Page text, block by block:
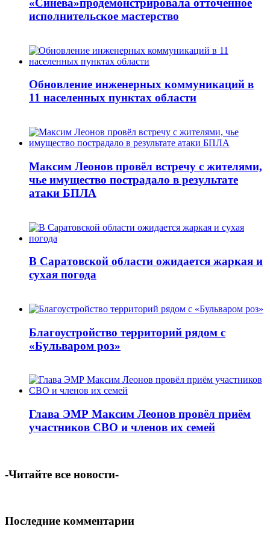
«Синева»продемонстрировала отточенное
исполнительское мастерство
Обновление инженерных коммуникаций в
11 населенных пунктах области
Максим Леонов провёл встречу с жителями,
чье имущество пострадало в результате
атаки БПЛА
В Саратовской области ожидается жаркая и
сухая погода
Благоустройство территорий рядом с
«Бульваром роз»
Глава ЭМР Максим Леонов провёл приём
участников СВО и членов их семей
-Читайте все новости-
Последние комментарии